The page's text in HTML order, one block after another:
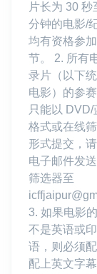
片长为 30 秒
分钟的电影/
均有资格参
节。 2. 所有
录片（以下
电影）的参
只能以 DVD/
格式或在线
形式提交，
电子邮件发
筛选器至
3. 如果电影
不是英语或
语，则必须
配上英文字